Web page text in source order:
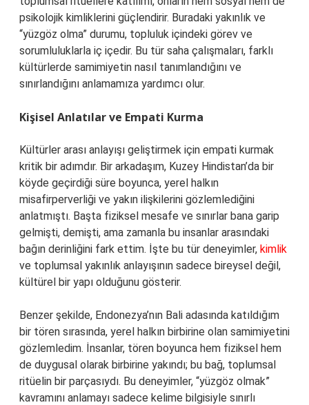
psikolojik kimliklerini güçlendirir. Buradaki yakınlık ve
“yüzgöz olma” durumu, topluluk içindeki görev ve
sorumluluklarla iç içedir. Bu tür saha çalışmaları, farklı
kültürlerde samimiyetin nasıl tanımlandığını ve
sınırlandığını anlamamıza yardımcı olur.
Kişisel Anlatılar ve Empati Kurma
Kültürler arası anlayışı geliştirmek için empati kurmak
kritik bir adımdır. Bir arkadaşım, Kuzey Hindistan’da bir
köyde geçirdiği süre boyunca, yerel halkın
misafirperverliği ve yakın ilişkilerini gözlemlediğini
anlatmıştı. Başta fiziksel mesafe ve sınırlar bana garip
gelmişti, demişti, ama zamanla bu insanlar arasındaki
bağın derinliğini fark ettim. İşte bu tür deneyimler, kimlik
ve toplumsal yakınlık anlayışının sadece bireysel değil,
kültürel bir yapı olduğunu gösterir.
Benzer şekilde, Endonezya’nın Bali adasında katıldığım
bir tören sırasında, yerel halkın birbirine olan samimiyetini
gözlemledim. İnsanlar, tören boyunca hem fiziksel hem
de duygusal olarak birbirine yakındı; bu bağ, toplumsal
ritüelin bir parçasıydı. Bu deneyimler, “yüzgöz olmak”
kavramını anlamayı sadece kelime bilgisiyle sınırlı